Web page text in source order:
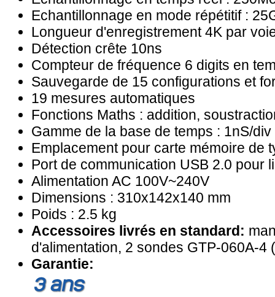
Echantillonnage en mode répétitif :
Longueur d'enregistrement 4K par
Détection crête 10ns
Compteur de fréquence 6 digits en
Sauvegarde de 15 configurations et
19 mesures automatiques
Fonctions Maths : addition,
Gamme de la base de temps : 1nS/
Emplacement pour carte mémoire de
Port de communication USB 2.0 pour
Alimentation AC 100V~240V
Dimensions : 310x142x140 mm
Poids : 2.5 kg
Accessoires livrés en standard:
d'alimentation, 2 sondes GTP-060A-4
Garantie: